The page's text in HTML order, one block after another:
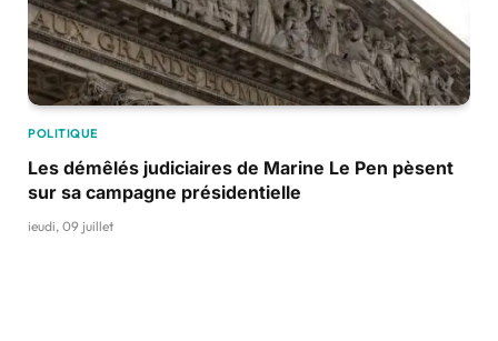
POLITIQUE
Les démêlés judiciaires de Marine Le Pen pèsent
sur sa campagne présidentielle
jeudi, 09 juillet